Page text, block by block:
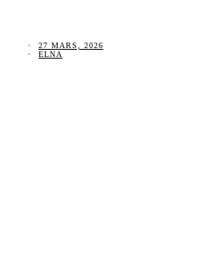
27 MARS, 2026
ELNA